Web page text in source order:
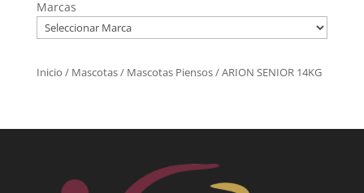
Marcas
Inicio / Mascotas/ Mascotas Piensos/ ARION SENIOR 14KG